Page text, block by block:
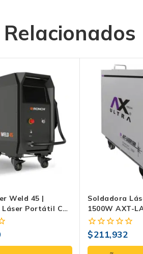
Weld 45 |
Portátil Con
Integrado
Soldadora
1500W AXT-
220V RECI
0
fuera
$211,932